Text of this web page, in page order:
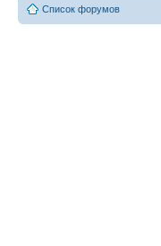
Список форумов